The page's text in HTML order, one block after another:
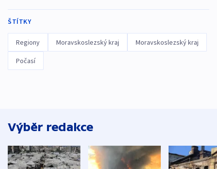
ŠTÍTKY
Regiony Moravskoslezský kraj Moravskoslezský kraj
Počasí
Výběr redakce